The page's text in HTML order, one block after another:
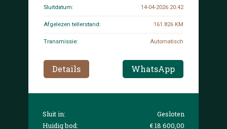
Sluitdatum: 14-04-2026 20:42
Afgelezen tellerstand: 161.826 KM
Transmissie: Automatisch
Details WhatsApp
Sluit in:
Gesloten
Huidig bod:
€ 18 600,00